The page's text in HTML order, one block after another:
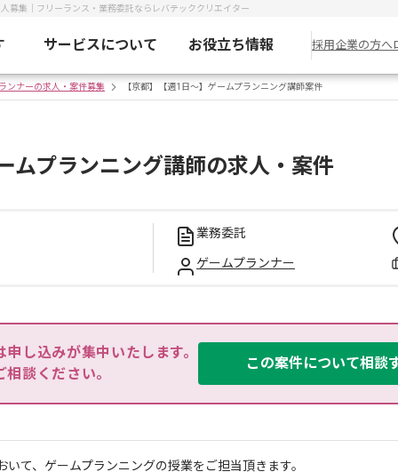
募集｜フリーランス・業務委託ならレバテッククリエイター
サービスについて お役立ち情報 採用企業の方へ
ンナーの求人・案件募集 【京都】【週1日～】ゲームプランニング講師案件
ムプランニング講師の求人・案件
業務委託
ゲームプランナー
申し込みが集中いたします。
談ください。
この案件について相談
いて、ゲームプランニングの授業をご担当頂きます。